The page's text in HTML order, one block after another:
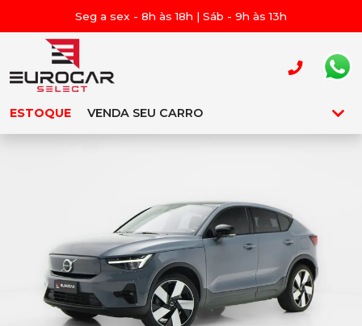
Seg a sex - 8h às 18h | Sáb - 9h às 13h
ESTOQUE VENDA SEU CARRO